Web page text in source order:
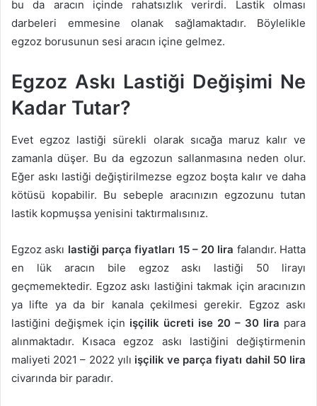
bu da aracın içinde rahatsızlık verirdi. Lastik olması
darbeleri emmesine olanak sağlamaktadır. Böylelikle
egzoz borusunun sesi aracın içine gelmez.
Egzoz Askı Lastiği Değişimi Ne
Kadar Tutar?
Evet egzoz lastiği sürekli olarak sıcağa maruz kalır ve
zamanla düşer. Bu da egzozun sallanmasına neden olur.
Eğer askı lastiği değiştirilmezse egzoz boşta kalır ve daha
kötüsü kopabilir. Bu sebeple aracınızın egzozunu tutan
lastik kopmuşsa yenisini taktırmalısınız.
Egzoz askı lastiği parça fiyatları 15 – 20 lira falandır. Hatta
en lük aracın bile egzoz askı lastiği 50 lirayı
geçmemektedir. Egzoz askı lastiğini takmak için aracınızın
ya lifte ya da bir kanala çekilmesi gerekir. Egzoz askı
lastiğini değişmek için işçilik ücreti ise 20 – 30 lira para
alınmaktadır. Kısaca egzoz askı lastiğini değiştirmenin
maliyeti 2021 – 2022 yılı işçilik ve parça fiyatı dahil 50 lira
civarında bir paradır.